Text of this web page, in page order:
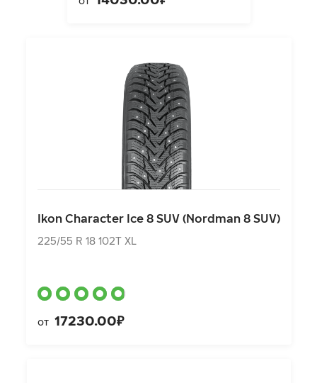
Ikon Character Ice 8 SUV (Nordman 8 SUV)
225/55 R 18 102T XL
от 17230.00₽
Ikon Character Ice 8 SUV (Nordman 8 SUV)
225/55 R 18 102T XL
от17230.00₽